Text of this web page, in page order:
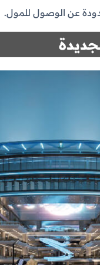
عن الوصول للمول.